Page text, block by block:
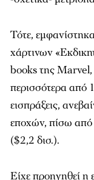
Τότε,
χάρτινων
books της
περισσότερα από
εισπράξεις,
εποχών, πίσω από
($2,2 δισ.).
Είχε προηγηθεί